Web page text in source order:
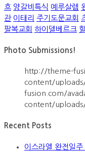
흐 양갈비특식 예루살렘
관 이태리 주기도문교회
팔복교회 하이델베르크
Photo Submissions!
http://theme-
content/
fusion.com/
content/
Recent Posts
이스라엘 완전일